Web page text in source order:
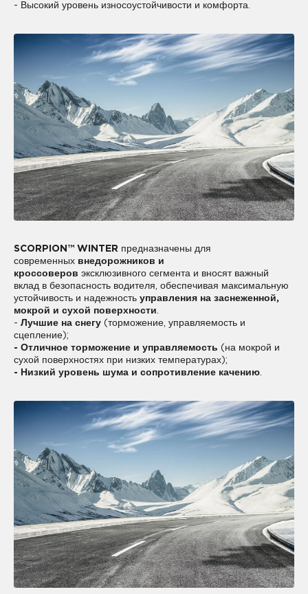
- Высокий уровень износоустойчивости и комфорта.
SCORPION™ WINTER предназначены для
современных внедорожников и
кроссоверов эксклюзивного сегмента и вносят важный
вклад в безопасность водителя, обеспечивая максимальную
устойчивость и надежность управления на заснеженной,
мокрой и сухой поверхности.
- Лучшие на снегу (торможение, управляемость и
сцепление);
- Отличное торможение и управляемость (на мокрой и
сухой поверхностях при низких температурах);
- Низкий уровень шума и сопротивление качению.